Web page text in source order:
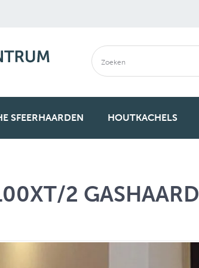
SFEERHAARDEN HOUTKACHELS
2 GASHAARD